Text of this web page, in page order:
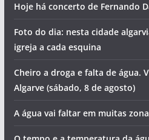
Hoje há concerto de Fernando
Foto do dia: nesta cidade
igreja a cada esquina
Cheiro a droga e falta de água.
Algarve (sábado, 8 de agosto)
A água vai faltar em muitas